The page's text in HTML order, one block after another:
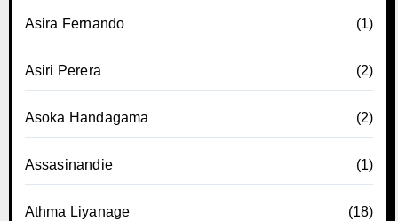
Asira Fernando (1)
Asiri Perera (2)
Asoka Handagama (2)
Assasinandie (1)
Athma Liyanage (18)